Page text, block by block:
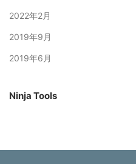
2022年2月
2019年9月
2019年6月
Ninja Tools